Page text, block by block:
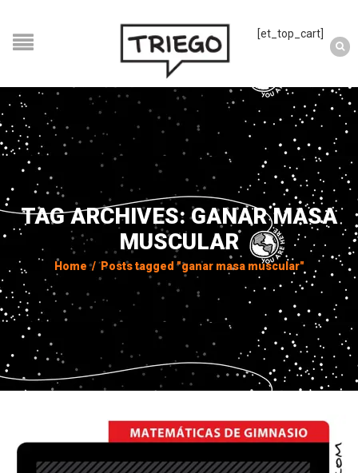
[et_top_cart]
TAG ARCHIVES: GANAR MASA
MUSCULAR
Home / Posts tagged "ganar masa muscular"